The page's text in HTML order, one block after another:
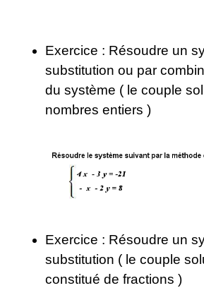
Exercice : Résoudre un
substitution ou par
du système ( le couple
nombres entiers )
Exercice : Résoudre un
substitution ( le couple
constitué de fractions )